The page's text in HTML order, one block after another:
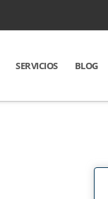
SERVICIOS BLOG